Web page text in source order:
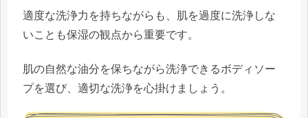
適度な洗浄力を持ちながらも、肌を過度に洗浄しな
いことも保湿の観点から重要です。
肌の自然な油分を保ちながら洗浄できるボディソー
プを選び、適切な洗浄を心掛けましょう。